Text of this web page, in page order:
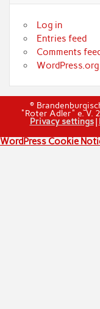
Log in
Entries feed
Comments
WordPress.org
©
"Roter Adler" e.
Privacy settings|
WordPress Cookie